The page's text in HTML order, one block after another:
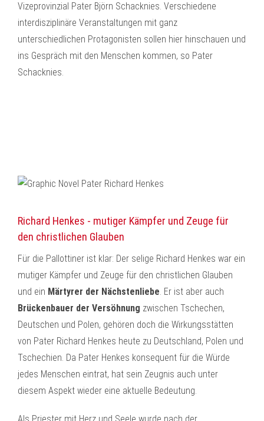
Vizeprovinzial Pater Björn Schacknies. Verschiedene
interdisziplinäre Veranstaltungen mit ganz
unterschiedlichen Protagonisten sollen hier hinschauen und
ins Gespräch mit den Menschen kommen, so Pater
Schacknies.
Richard Henkes - mutiger Kämpfer und Zeuge für
den christlichen Glauben
Für die Pallottiner ist klar: Der selige Richard Henkes war ein
mutiger Kämpfer und Zeuge für den christlichen Glauben
und ein Märtyrer der Nächstenliebe. Er ist aber auch
Brückenbauer der Versöhnung zwischen Tschechen,
Deutschen und Polen, gehören doch die Wirkungsstätten
von Pater Richard Henkes heute zu Deutschland, Polen und
Tschechien. Da Pater Henkes konsequent für die Würde
jedes Menschen eintrat, hat sein Zeugnis auch unter
diesem Aspekt wieder eine aktuelle Bedeutung.